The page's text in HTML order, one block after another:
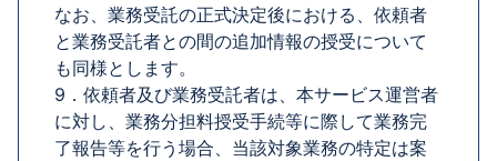
なお、業務受託の正式決定後における、依頼者
と業務受託者との間の追加情報の授受について
も同様とします。
9．依頼者及び業務受託者は、本サービス運営者
に対し、業務分担料授受手続等に際して業務完
了報告等を行う場合、当該対象業務の特定は案